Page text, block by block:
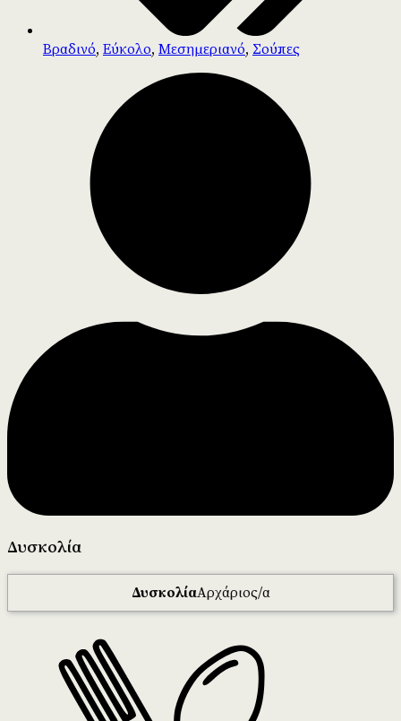
Βραδινό, Εύκολο, Μεσημεριανό, Σούπες
Δυσκολία
ΔυσκολίαΑρχάριος/α